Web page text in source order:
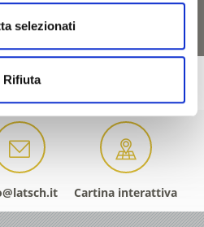
selezionati
Rifiuta
Cartina interattiva